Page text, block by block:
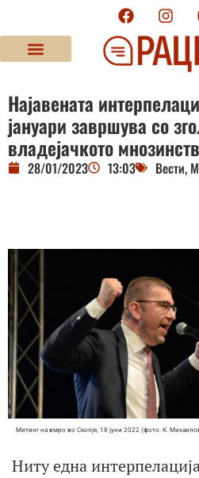
Најавената
јануари завршува со
владејачкото
28/01/2023 13:03 Вести,
Mитинг на вмро во Скопје, 18 јуни 2022 (фото: К.
Ниту една